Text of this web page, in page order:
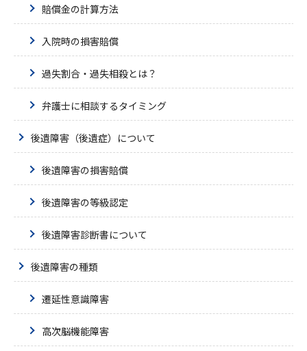
賠償金の計算方法
入院時の損害賠償
過失割合・過失相殺とは？
弁護士に相談するタイミング
後遺障害（後遺症）について
後遺障害の損害賠償
後遺障害の等級認定
後遺障害診断書について
後遺障害の種類
遷延性意識障害
高次脳機能障害